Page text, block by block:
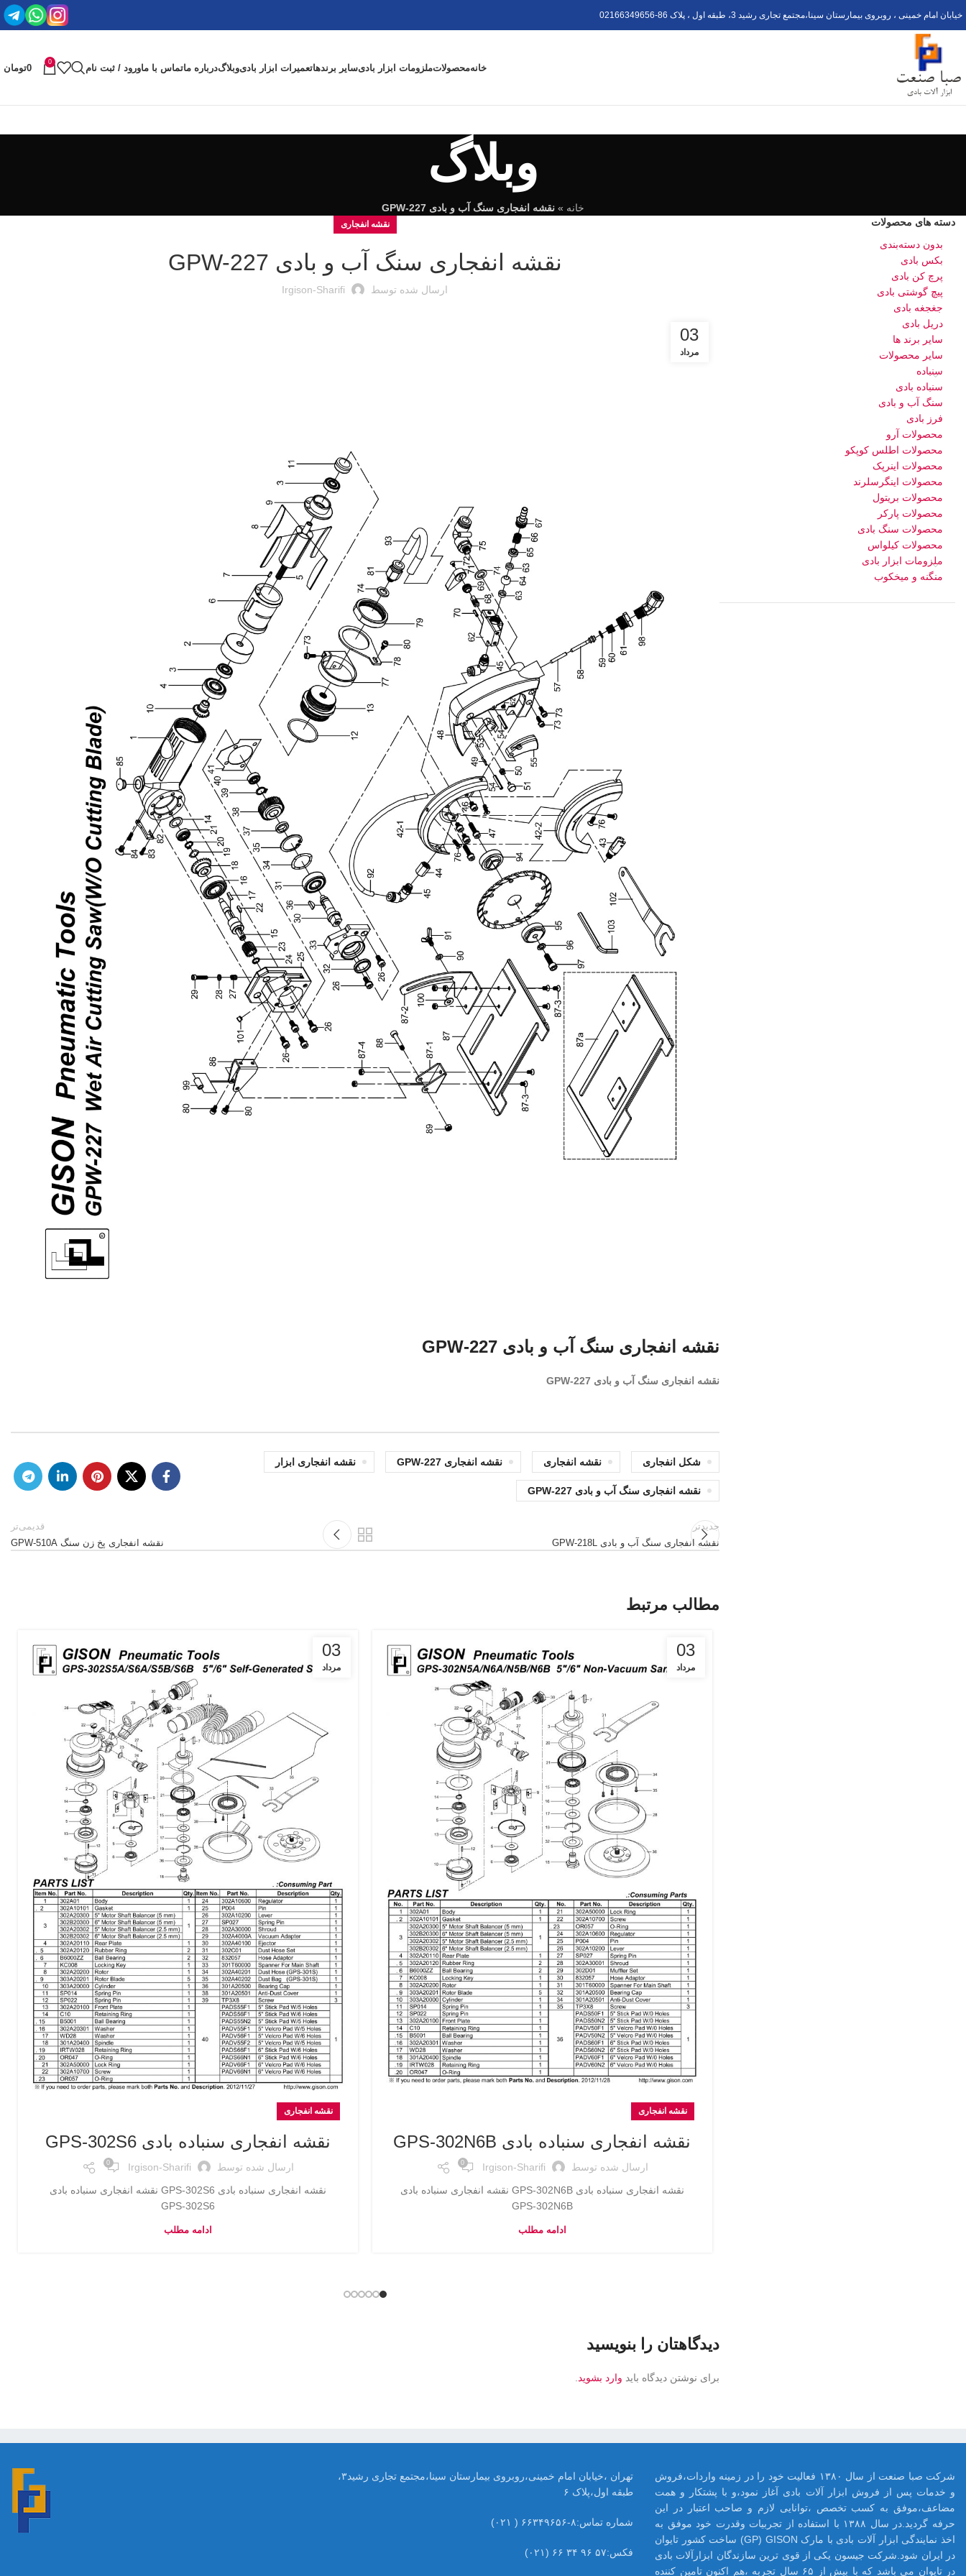
خیابان امام خمینی ، روبروی بیمارستان سینا،مجتمع تجاری رشید 3، طبقه اول ، پلاک 6 02166349656-8
خانهمحصولاتملزومات ابزار بادیسایر برندهاتعمیرات ابزار بادیوبلاگدرباره ماتماس با ماورود / ثبت نام
0
0تومان
وبلاگ
خانه » نقشه انفجاری سنگ آب و بادی GPW-227
نقشه انفجاری
نقشه انفجاری سنگ آب و بادی GPW-227
ارسال شده توسط Irgison-Sharifi
03
مرداد
نقشه انفجاری سنگ آب و بادی GPW-227
نقشه انفجاری سنگ آب و بادی GPW-227
شکل انفجاری نقشه انفجاری نقشه انفجاری GPW-227 نقشه انفجاری ابزار
نقشه انفجاری سنگ آب و بادی GPW-227
جدیدتر
نقشه انفجاری سنگ آب و بادی GPW-218L
قدیمی‌تر
نقشه انفجاری پخ زن سنگ GPW-510A
مطالب مرتبط
03
مرداد
نقشه انفجاری
نقشه انفجاری سنباده بادی GPS-302N6B
ارسال شده توسط Irgison-Sharifi
0
نقشه انفجاری سنباده بادی GPS-302N6B نقشه انفجاری سنباده بادی
GPS-302N6B
ادامه مطلب
03
مرداد
نقشه انفجاری
نقشه انفجاری سنباده بادی GPS-302S6
ارسال شده توسط Irgison-Sharifi
0
نقشه انفجاری سنباده بادی GPS-302S6 نقشه انفجاری سنباده بادی
GPS-302S6
ادامه مطلب
دیدگاهتان را بنویسید
برای نوشتن دیدگاه باید وارد بشوید
دسته های محصولات
بدون دسته‌بندی
بکس بادی
پرچ کن بادی
پیچ گوشتی بادی
جغجغه بادی
دریل بادی
سایر برند ها
سایر محصولات
سنباده
سنباده بادی
سنگ آب و بادی
فرز بادی
محصولات آرو
محصولات اطلس کوپکو
محصولات اینرپک
محصولات اینگرسلرند
محصولات بریتول
محصولات پارکر
محصولات سنگ بادی
محصولات کیلواس
ملزومات ابزار بادی
منگنه و میخکوب
تهران ،خیابان امام خمینی،روبروی بیمارستان سینا،مجتمع تجاری رشید۳،
طبقه اول،پلاک ۶
شماره تماس:۸-۶۶۳۴۹۶۵۶ ( ۰۲۱)
فکس:۵۷ ۹۶ ۳۴ ۶۶ (۰۲۱)
شرکت صبا صنعت از سال ۱۳۸۰ فعالیت خود را در زمینه واردات،فروش
و خدمات پس از فروش ابزار آلات بادی آغاز نمود،و با پشتکار و همت
مضاعف،موفق به کسب تخصص ،توانایی لازم و صاحب اعتبار در این
حرفه گردید.در سال ۱۳۸۸ با استفاده از تجربیات وقدرت خود موفق به
اخذ نمایندگی ابزار آلات بادی با مارک GP) GISON) ساخت کشور تایوان
در ایران شود.شرکت جیسون یکی از قوی ترین سازندگان ابزارآلات بادی
در تایوان می باشد که با بیش از ۶۵ سال تجربه ،هم اکنون تامین کننده